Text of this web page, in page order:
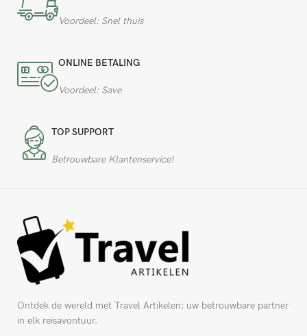
Voordeel: Snel thuis
ONLINE BETALING
Voordeel: Save
TOP SUPPORT
Betrouwbare Klantenservice!
Ontdek de wereld met Travel Artikelen: uw betrouwbare partner
in elk reisavontuur.